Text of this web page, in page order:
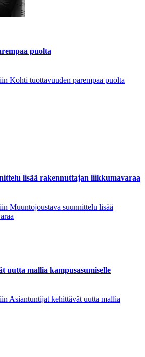
puolta
Kohti tuottavuuden parempaa puolta
lisää rakennuttajan liikkumavaraa
Muuntojoustava suunnittelu lisää
uutta mallia kampusasumiselle
Asiantuntijat kehittävät uutta mallia